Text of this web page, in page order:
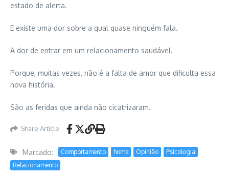
estado de alerta.
E existe uma dor sobre a qual quase ninguém fala.
A dor de entrar em um relacionamento saudável.
Porque, muitas vezes, não é a falta de amor que dificulta essa
nova história.
São as feridas que ainda não cicatrizaram.
Share Article
Marcado: Comportamento home Opinião
Psicologia
Relacionamento